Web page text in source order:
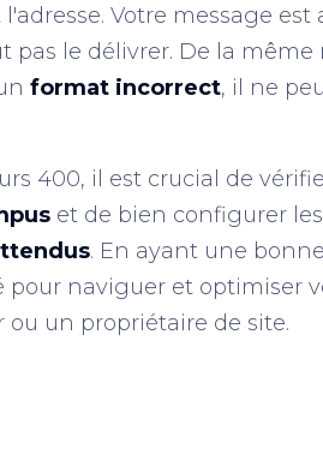
Votre message
pas le délivrer. De la
format incorrect, il ne
400, il est crucial de
et de bien configurer
. En ayant une
pour naviguer et optimiser
ou un propriétaire de site.